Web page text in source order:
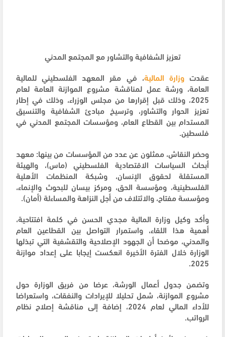
تعزيز الشفافية والتشاور مع المجتمع المدني
عقدتوزارة المالية، في مقر المعهد الفلسطيني للمالية
العامة، ورشة عمل لمناقشة مشروع الموازنة العامة لعام
2025، وذلك قبل إقرارها من مجلس الوزراء، وذلك في إطار
تعزيز الحوار والتشاور، وترسيخ مبادئ الشفافية والتنسيق
المستدام بين القطاع العام، ومؤسسات المجتمع المدني في
فلسطين.
وحضر النقاش، ممثلون عن عدد من المؤسسات من بينها: معهد
أبحاث السياسات الاقتصادية الفلسطيني (ماس)، والهيئة
المستقلة لحقوق الإنسان، وشبكة المنظمات الأهلية
الفلسطينية، ومؤسسة الحق، ومركز بيسان للبحوث والإنماء،
ومؤسسة مفتاح، والائتلاف من أجل النزاهة والمساءلة (أمان).
وأكد وكيل وزارة المالية مجدي الحسن في كلمة افتتاحية،
أهمية هذا اللقاء، واستمرار التواصل بين القطاعين العام
والمدني، موضحا أن الجهود الإصلاحية والتقشفية التي تبذلها
الوزارة خلال الفترة الأخيرة انعكست إيجابا على إعداد موازنة
2025.
وتضمن جدول أعمال الورشة، عرضا من فريق الوزارة حول
مشروع الموازنة، شمل تحليلا للإيرادات والنفقات، واستعراضا
للأداء المالي لعام 2024، إضافة إلى مناقشة إصلاح نظام
الرواتب.